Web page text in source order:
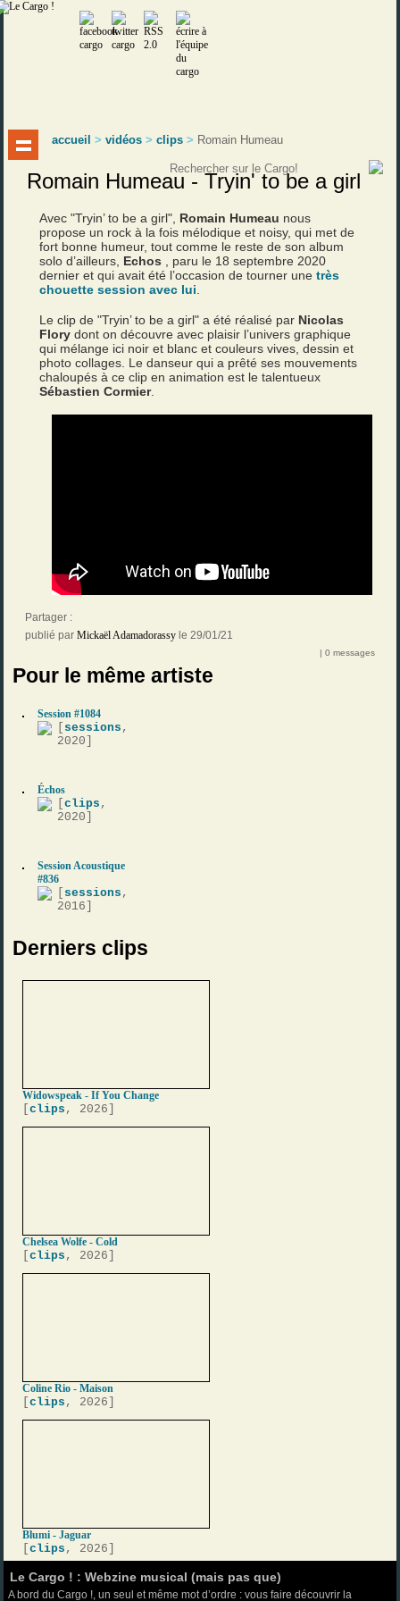
accueil >vidéos >clips > Romain Humeau
Romain Humeau - Tryin' to be a girl
Avec "Tryin’ to be a girl", Romain Humeau nous
propose un rock à la fois mélodique et noisy, qui met de
fort bonne humeur, tout comme le reste de son album
solo d’ailleurs, Echos
, paru le 18 septembre 2020
dernier et qui avait été l’occasion de tourner unetrès
chouette session avec lui
Le clip de "Tryin’ to be a girl" a été réalisé par Nicolas
Flory dont on découvre avec plaisir l’univers graphique
qui mélange ici noir et blanc et couleurs vives, dessin et
photo collages. Le danseur qui a prêté ses mouvements
chaloupés à ce clip en animation est le talentueux
Sébastien Cormier.
Partager :
publié par Mickaël Adamadorassy le 29/01/21
| 0 messages
Pour le même artiste
Session #1084
sessions ,
2020]
Échos
[clips ,
2020]
Session Acoustique
#836
sessions ,
2016]
Derniers clips
Widowspeak - If You Change
[clips , 2026]
Chelsea Wolfe - Cold
[clips , 2026]
Coline Rio - Maison
[clips , 2026]
Blumi - Jaguar
[clips , 2026]
Le Cargo ! : Webzine musical (mais pas que)
A bord du Cargo !, un seul et même mot d’ordre : vous faire découvrir la